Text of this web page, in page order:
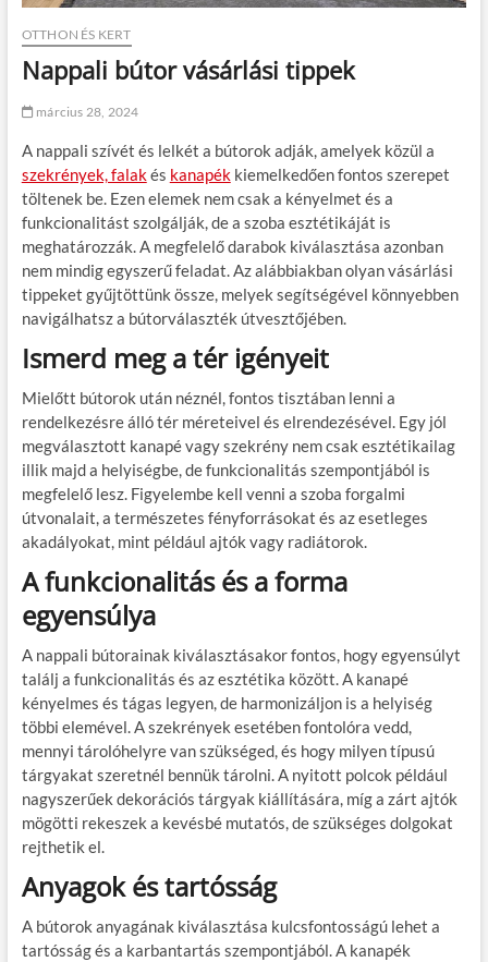
OTTHON ÉS KERT
Nappali bútor vásárlási tippek
március 28, 2024
A nappali szívét és lelkét a bútorok adják, amelyek közül a
szekrények, falakés kanapékkiemelkedően fontos szerepet
töltenek be. Ezen elemek nem csak a kényelmet és a
funkcionalitást szolgálják, de a szoba esztétikáját is
meghatározzák. A megfelelő darabok kiválasztása azonban
nem mindig egyszerű feladat. Az alábbiakban olyan vásárlási
tippeket gyűjtöttünk össze, melyek segítségével könnyebben
navigálhatsz a bútorválaszték útvesztőjében.
Ismerd meg a tér igényeit
Mielőtt bútorok után néznél, fontos tisztában lenni a
rendelkezésre álló tér méreteivel és elrendezésével. Egy jól
megválasztott kanapé vagy szekrény nem csak esztétikailag
illik majd a helyiségbe, de funkcionalitás szempontjából is
megfelelő lesz. Figyelembe kell venni a szoba forgalmi
útvonalait, a természetes fényforrásokat és az esetleges
akadályokat, mint például ajtók vagy radiátorok.
A funkcionalitás és a forma
egyensúlya
A nappali bútorainak kiválasztásakor fontos, hogy egyensúlyt
találj a funkcionalitás és az esztétika között. A kanapé
kényelmes és tágas legyen, de harmonizáljon is a helyiség
többi elemével. A szekrények esetében fontolóra vedd,
mennyi tárolóhelyre van szükséged, és hogy milyen típusú
tárgyakat szeretnél bennük tárolni. A nyitott polcok például
nagyszerűek dekorációs tárgyak kiállítására, míg a zárt ajtók
mögötti rekeszek a kevésbé mutatós, de szükséges dolgokat
rejthetik el.
Anyagok és tartósság
A bútorok anyagának kiválasztása kulcsfontosságú lehet a
tartósság és a karbantartás szempontjából. A kanapék